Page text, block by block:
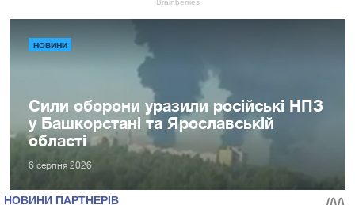
НОВИНИ
Сили оборони уразили російські НПЗ
у Башкорстані та Ярославській
області
6 серпня 2026